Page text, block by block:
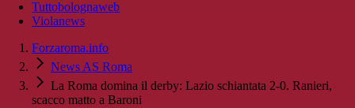
Tuttobolognaweb
Violanews
Forzaroma.info
News AS Roma
La Roma domina il derby: Lazio schiantata 2-0. Ranieri,
scacco matto a Baroni